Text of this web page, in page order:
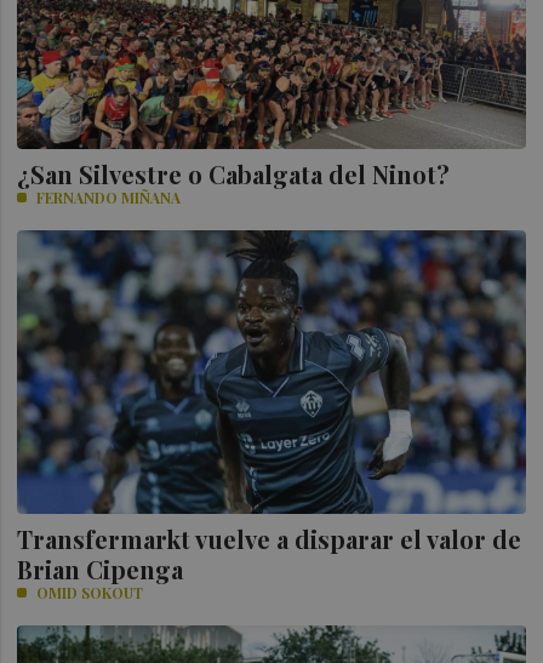
¿San Silvestre o Cabalgata del Ninot?
FERNANDO MIÑANA
Transfermarkt vuelve a disparar el valor de
Brian Cipenga
OMID SOKOUT